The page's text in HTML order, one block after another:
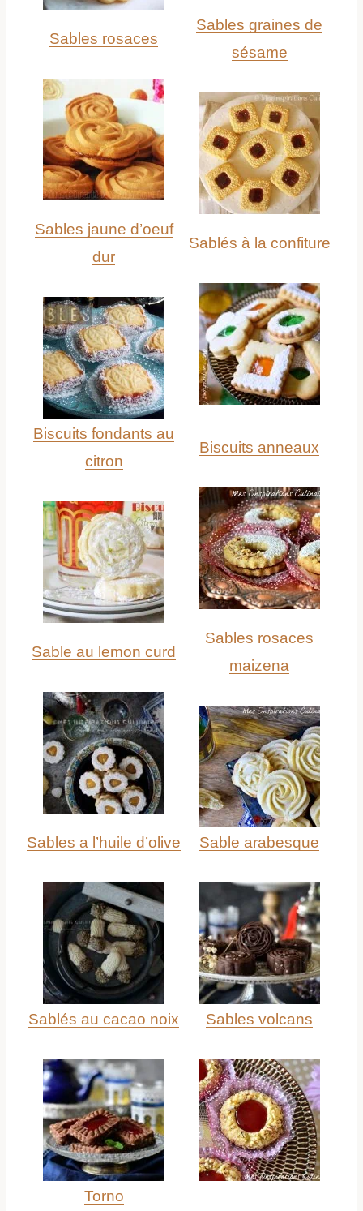
Sables rosaces
Sables graines de
sésame
Sables jaune d’oeuf
dur
Sablés à la confiture
Biscuits fondants au
citron
Biscuits anneaux
Sable au lemon curd
Sables rosaces
maizena
Sables a l’huile d’olive Sable arabesque
Sablés au cacao noix Sables volcans
Torno